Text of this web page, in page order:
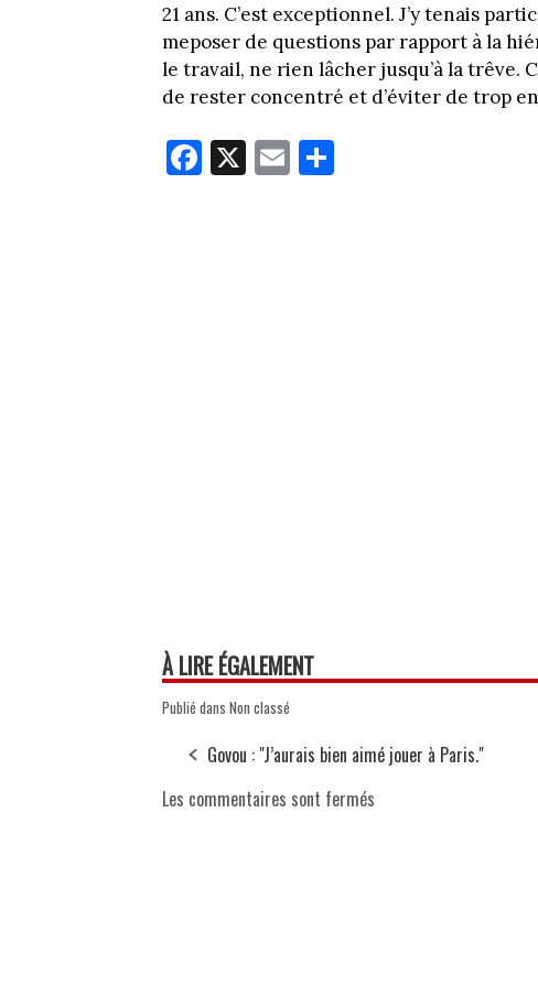
21 ans. C’est exceptionnel. J’y tenais
meposer de questions par rapport à la
le travail, ne rien lâcher jusqu’à la trêve.
de rester concentré et d’éviter de trop
Fa
ce
X E
m
À LIRE ÉGALEMENT
Publié dans Non classé
Govou : "J’aurais bien aimé jouer à Paris."
Les commentaires sont fermés